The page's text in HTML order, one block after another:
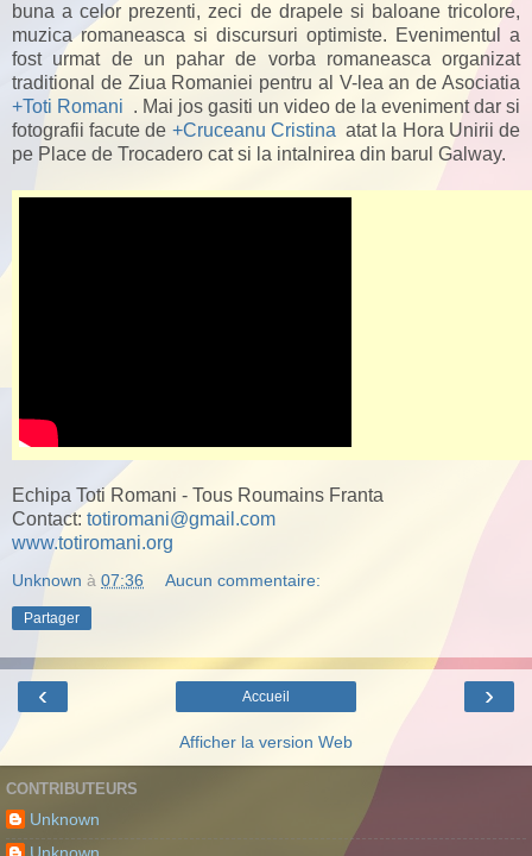
buna a celor prezenti, zeci de drapele si baloane tricolore,
muzica romaneasca si discursuri optimiste. Evenimentul a
fost urmat de un pahar de vorba romaneasca organizat
traditional de Ziua Romaniei pentru al V-lea an de Asociatia
+Toti Romani . Mai jos gasiti un video de la eveniment dar si
fotografii facute de +Cruceanu Cristinaatat la Hora Unirii de
pe Place de Trocadero cat si la intalnirea din barul Galway.
Echipa Toti Romani - Tous Roumains Franta
Contact: totiromani@gmail.com
www.totiromani.org
Unknown à 07:36 Aucun commentaire:
Partager
‹ ›
Accueil
Afficher la version Web
CONTRIBUTEURS
Unknown